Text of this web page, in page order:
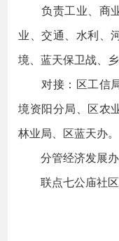
负责工业、商业
业、交通、水利、
境、蓝天保卫战、
对接：区工信局
境资阳分局、区农
林业局、区蓝天办。
分管经济发展办
联点七公庙社区